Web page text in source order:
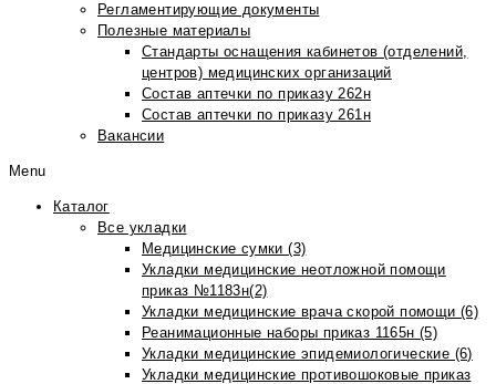
Регламентирующие документы
Полезные материалы
Стандарты оснащения кабинетов (отделений,
центров) медицинских организаций
Состав аптечки по приказу 262н
Состав аптечки по приказу 261н
Вакансии
Menu
Каталог
Все укладки
Медицинские сумки (3)
Укладки медицинские неотложной помощи
приказ №1183н(2)
Укладки медицинские врача скорой помощи (6)
Реанимационные наборы приказ 1165н (5)
Укладки медицинские эпидемиологические (6)
Укладки медицинские противошоковые приказ